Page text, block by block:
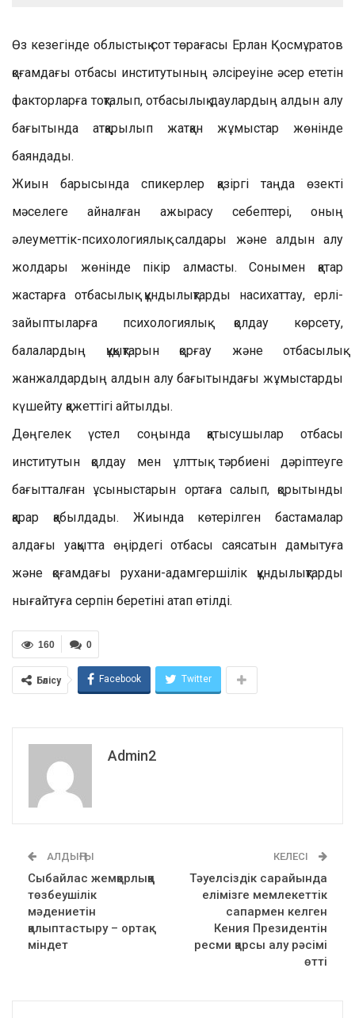
Өз кезегінде облыстық сот төрағасы Ерлан Қосмұратов
қоғамдағы отбасы институтының әлсіреуіне әсер ететін
факторларға тоқталып, отбасылық даулардың алдын алу
бағытында атқарылып жатқан жұмыстар жөнінде
баяндады.
Жиын барысында спикерлер қазіргі таңда өзекті
мәселеге айналған ажырасу себептері, оның
әлеуметтік-психологиялық салдары және алдын алу
жолдары жөнінде пікір алмасты. Сонымен қатар
жастарға отбасылық құндылықтарды насихаттау, ерлі-
зайыптыларға психологиялық қолдау көрсету,
балалардың құқықтарын қорғау және отбасылық
жанжалдардың алдын алу бағытындағы жұмыстарды
күшейту қажеттігі айтылды.
Дөңгелек үстел соңында қатысушылар отбасы
институтын қолдау мен ұлттық тәрбиені дәріптеуге
бағытталған ұсыныстарын ортаға салып, қорытынды
қарар қабылдады. Жиында көтерілген бастамалар
алдағы уақытта өңірдегі отбасы саясатын дамытуға
және қоғамдағы рухани-адамгершілік құндылықтарды
нығайтуға серпін беретіні атап өтілді.
0
160
Бөлісу Facebook Twitter
Admin2
АЛДЫҢҒЫ
Сыбайлас жемқорлыққа
төзбеушілік
мәдениетін
қалыптастыру – ортақ
міндет
КЕЛЕСІ
Тәуелсіздік сарайында
елімізге мемлекеттік
сапармен келген
Кения Президентін
ресми қарсы алу рәсімі
өтті